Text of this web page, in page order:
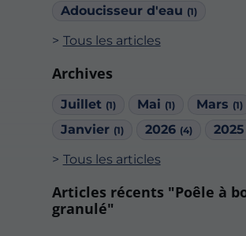
Adoucisseur d'eau (1)
Tous les articles
Archives
Juillet (1) Mai (1) Mars (1)
Janvier (1) 2026 (4) 2025
Tous les articles
Articles récents "Poêle à
granulé"